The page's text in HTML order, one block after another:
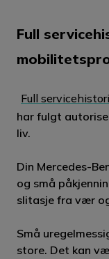
Full
Full
har fulgt
liv.
Din Mercedes-
og små
slitasje fra vær
Små
store. Det kan